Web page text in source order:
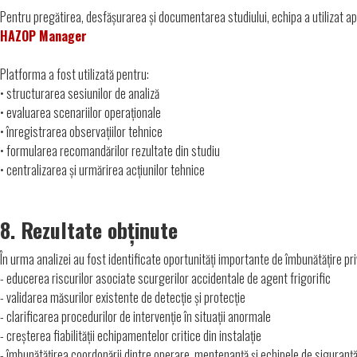
Pentru pregătirea, desfășurarea și documentarea studiului, echipa a utilizat
HAZOP Manager
Platforma a fost utilizată pentru:
•structurarea sesiunilor de analiză
• evaluarea scenariilor operaționale
• înregistrarea observațiilor tehnice
• formularea recomandărilor rezultate din studiu
• centralizarea și urmărirea acțiunilor tehnice
8. Rezultate obținute
În urma analizei au fost identificate oportunități importante de îmbunătățire
- educerea riscurilor asociate scurgerilor accidentale de agent frigorific
- validarea măsurilor existente de detecție și protecție
- clarificarea procedurilor de intervenție în situații anormale
- creșterea fiabilității echipamentelor critice din instalație